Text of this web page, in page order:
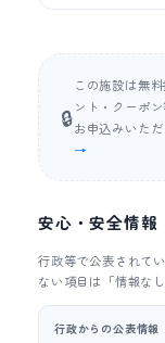
🔒
この施設は無
ント・クーポ
お申込みいただ
→
安心・安全情報
行政等で公表されて
ない項目は「情報な
行政からの公表情報